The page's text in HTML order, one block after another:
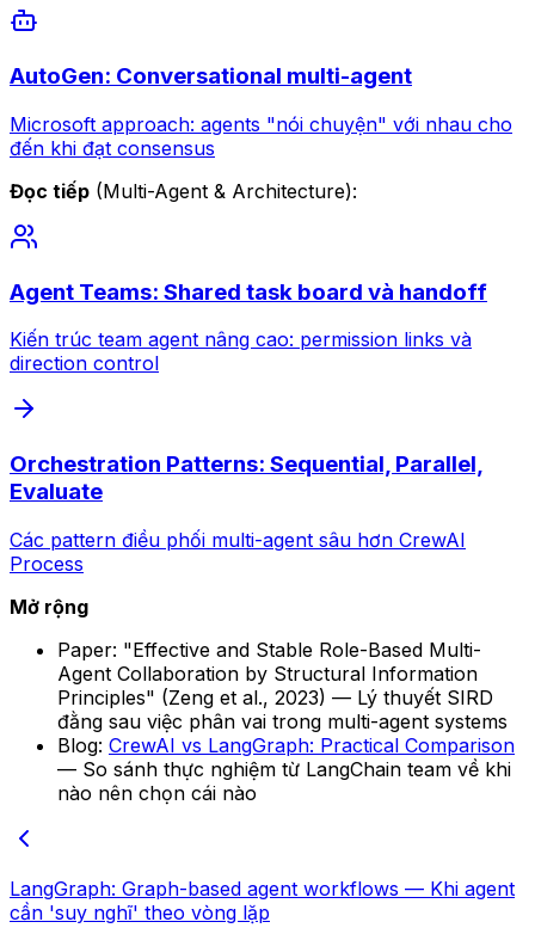
AutoGen: Conversational multi-agent
Microsoft approach: agents "nói chuyện" với nhau cho
đến khi đạt consensus
Đọc tiếp (Multi-Agent & Architecture):
Agent Teams: Shared task board và handoff
Kiến trúc team agent nâng cao: permission links và
direction control
Orchestration Patterns: Sequential, Parallel,
Evaluate
Các pattern điều phối multi-agent sâu hơn CrewAI
Process
Mở rộng
Paper: "Effective and Stable Role-Based Multi-
Agent Collaboration by Structural Information
Principles" (Zeng et al., 2023) — Lý thuyết SIRD
đằng sau việc phân vai trong multi-agent systems
Blog: CrewAI vs LangGraph: Practical Comparison
— So sánh thực nghiệm từ LangChain team về khi
nào nên chọn cái nào
LangGraph: Graph-based agent workflows — Khi agent
cần 'suy nghĩ' theo vòng lặp